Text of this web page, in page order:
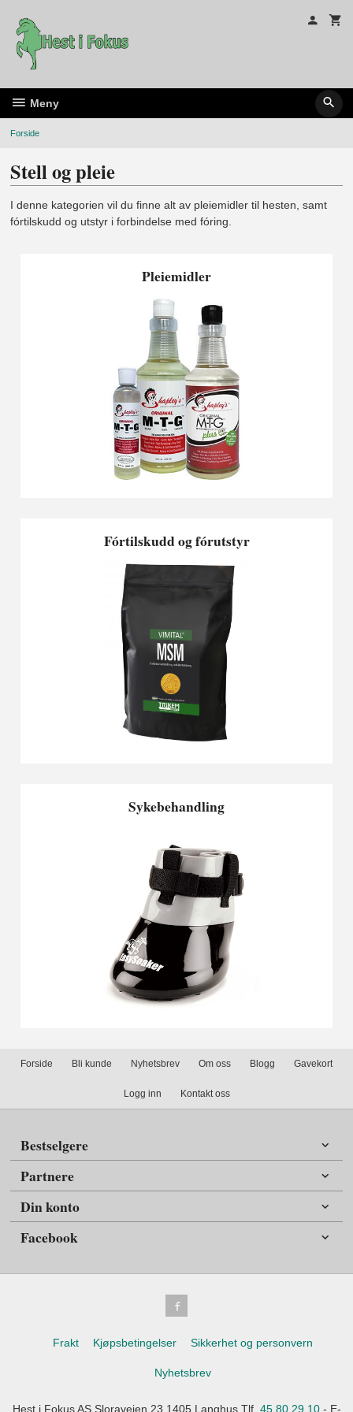
innholdet
Meny
Forside
Stell og pleie
I denne kategorien vil du finne alt av pleiemidler til hesten, samt
fórtilskudd og utstyr i forbindelse med fóring.
Pleiemidler
Fórtilskudd og fórutstyr
Sykebehandling
Forside Bli kunde Nyhetsbrev Om oss Blogg Gavekort
Logg inn Kontakt oss
Bestselgere
Partnere
Din konto
Facebook
Frakt Kjøpsbetingelser Sikkerhet og personvern
Nyhetsbrev
Hest i Fokus AS Sloraveien 23 1405 Langhus Tlf. 45 80 29 10- E-